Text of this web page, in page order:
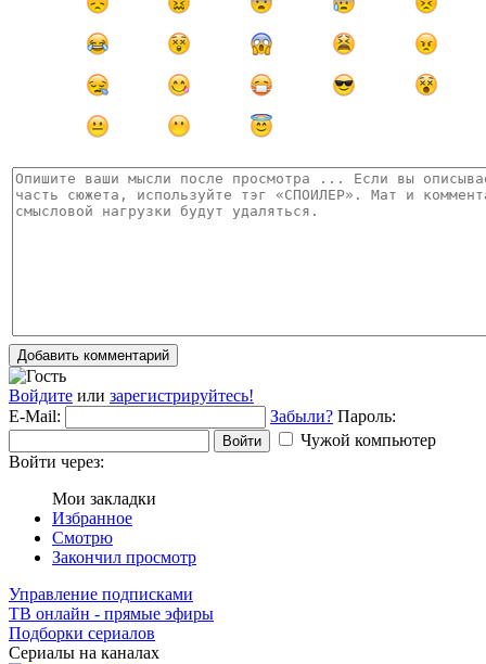
Добавить комментарий
Войдите или зарегистрируйтесь!
E-Mail:
Забыли? Пароль:
Войти
Чужой компьютер
Войти через:
Мои закладки
Избранное
Смотрю
Закончил просмотр
Управление подписками
ТВ онлайн - прямые эфиры
Подборки сериалов
Сериалы на каналах